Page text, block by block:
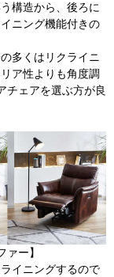
構造から、後ろに
ニング機能付きの
多くはリクライニ
ア性よりも角度調
チェアを選ぶ方が良
ー】
イニングするので